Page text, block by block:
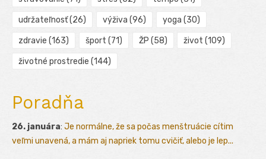
udržateľnosť(26) výživa (96) yoga (30)
zdravie (163) šport (71) ŽP (58) život (109)
životné prostredie (144)
Poradňa
26. januára: Je normálne, že sa počas menštruácie cítim
veľmi unavená, a mám aj napriek tomu cvičiť, alebo je lep...